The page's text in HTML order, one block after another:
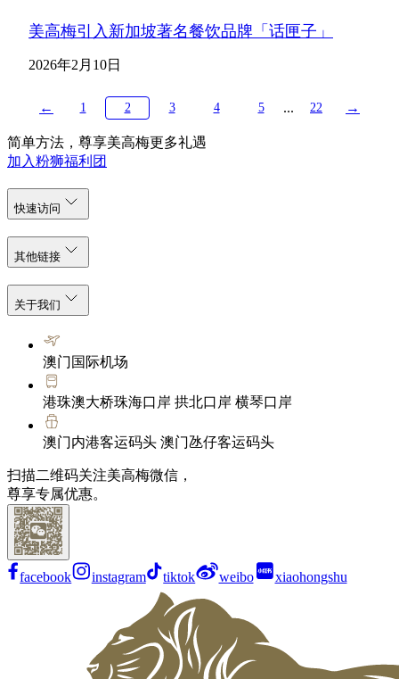
美高梅引入新加坡著名餐饮品牌「话匣子」
2026年2月10日
← 1 2 3 4 5 ... 22 →
简单方法，尊享美高梅更多礼遇
加入粉狮福利团
快速访问
其他链接
关于我们
澳门国际机场
港珠澳大桥珠海口岸 拱北口岸 横琴口岸
澳门内港客运码头 澳门氹仔客运码头
扫描二维码关注美高梅微信，
尊享专属优惠。
facebook instagram tiktok weibo xiaohongshu